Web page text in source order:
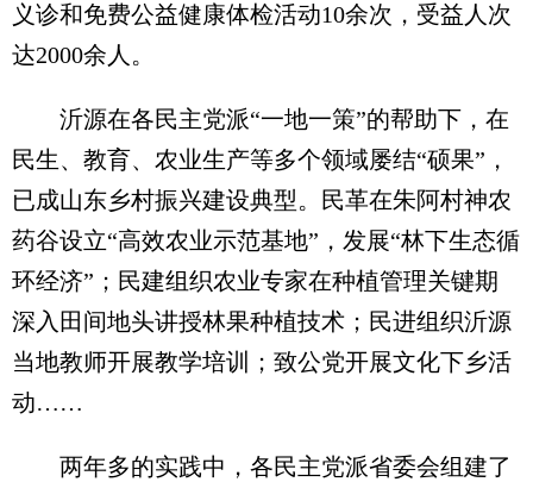
义诊和免费公益健康体检活动10余次，受益人次
达2000余人。
沂源在各民主党派“一地一策”的帮助下，在
民生、教育、农业生产等多个领域屡结“硕果”，
已成山东乡村振兴建设典型。民革在朱阿村神农
药谷设立“高效农业示范基地”，发展“林下生态循
环经济”；民建组织农业专家在种植管理关键期
深入田间地头讲授林果种植技术；民进组织沂源
当地教师开展教学培训；致公党开展文化下乡活
动……
两年多的实践中，各民主党派省委会组建了